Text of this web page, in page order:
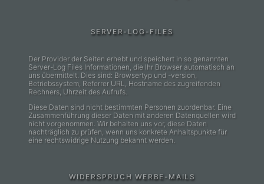
SERVER-LOG-FILES
Der Provider der Seiten erhebt und speichert in so genannten
Server-Log Files Informationen, die Ihr Browser automatisch an
uns übermittelt. Dies sind: Browsertyp und -version,
Betriebssystem, Referrer URL, Hostname des zugreifenden
Rechners, Uhrzeit des Aufrufs.
Diese Daten sind nicht bestimmten Personen zuordenbar. Eine
Zusammenführung dieser Daten mit anderen Datenquellen wird
nicht vorgenommen. Wir behalten uns vor, diese Daten
nachträglich zu prüfen, wenn uns konkrete Anhaltspunkte für
eine rechtswidrige Nutzung bekannt werden.
WIDERSPRUCH WERBE-MAILS